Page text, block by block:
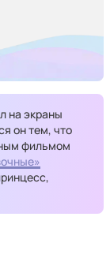
на экраны
он тем, что
фильмом